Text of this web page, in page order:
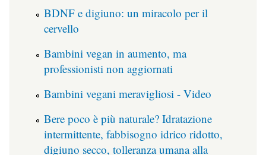
BDNF e digiuno: un miracolo per il
cervello
Bambini vegan in aumento, ma
professionisti non aggiornati
Bambini vegani meravigliosi - Video
Bere poco è più naturale? Idratazione
intermittente, fabbisogno idrico ridotto,
digiuno secco, tolleranza umana alla